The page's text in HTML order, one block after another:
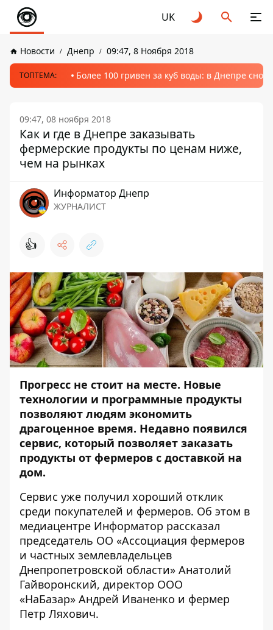
UK
Новости Днепр 09:47, 8 Ноября 2018
ТОПТЕМА: Более 100 гривен за куб воды: в Днепре
09:47, 08 ноября 2018
Как и где в Днепре заказывать
фермерские продукты по ценам ниже,
чем на рынках
Информатор Днепр
ЖУРНАЛИСТ
👍
Прогресс не стоит на месте. Новые
технологии и программные продукты
позволяют людям экономить
драгоценное время. Недавно появился
сервис, который позволяет заказать
продукты от фермеров с доставкой на
дом.
Сервис уже получил хороший отклик
среди покупателей и фермеров. Об этом в
медиацентре Информатор рассказал
председатель ОО «Ассоциация фермеров
и частных землевладельцев
Днепропетровской области» Анатолий
Гайворонский, директор ООО
«НаБазар» Андрей Иваненко и фермер
Петр Ляхович.